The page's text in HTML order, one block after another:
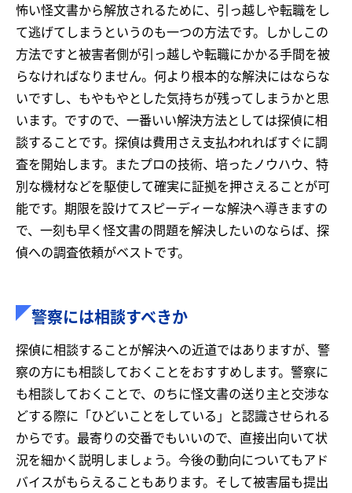
怖い怪文書から解放されるために、引っ越しや転職をし
て逃げてしまうというのも一つの方法です。しかしこの
方法ですと被害者側が引っ越しや転職にかかる手間を被
らなければなりません。何より根本的な解決にはならな
いですし、もやもやとした気持ちが残ってしまうかと思
います。ですので、一番いい解決方法としては探偵に相
談することです。探偵は費用さえ支払われればすぐに調
査を開始します。またプロの技術、培ったノウハウ、特
別な機材などを駆使して確実に証拠を押さえることが可
能です。期限を設けてスピーディーな解決へ導きますの
で、一刻も早く怪文書の問題を解決したいのならば、探
偵への調査依頼がベストです。
警察には相談すべきか
探偵に相談することが解決への近道ではありますが、警
察の方にも相談しておくことをおすすめします。警察に
も相談しておくことで、のちに怪文書の送り主と交渉な
どする際に「ひどいことをしている」と認識させられる
からです。最寄りの交番でもいいので、直接出向いて状
況を細かく説明しましょう。今後の動向についてもアド
バイスがもらえることもあります。そして被害届も提出